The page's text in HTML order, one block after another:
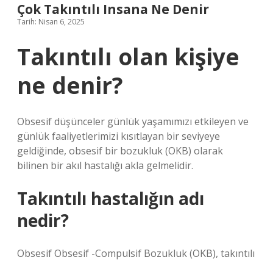
Çok Takıntılı Insana Ne Denir
Tarih: Nisan 6, 2025
Takıntılı olan kişiye
ne denir?
Obsesif düşünceler günlük yaşamımızı etkileyen ve
günlük faaliyetlerimizi kısıtlayan bir seviyeye
geldiğinde, obsesif bir bozukluk (OKB) olarak
bilinen bir akıl hastalığı akla gelmelidir.
Takıntılı hastalığın adı
nedir?
Obsesif Obsesif -Compulsif Bozukluk (OKB), takıntılı